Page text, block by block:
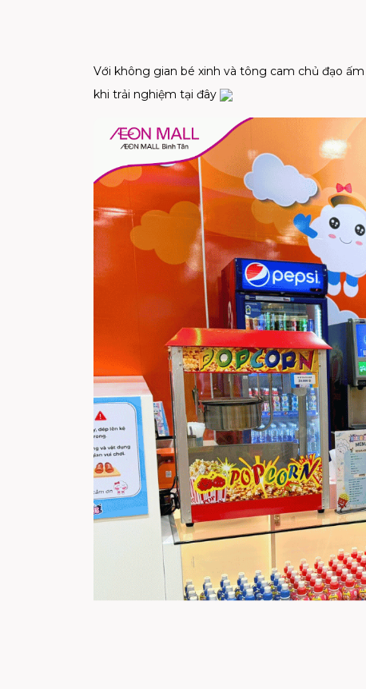
Với không gian bé xinh và tông cam chủ đạo
khi trải nghiệm tại đây